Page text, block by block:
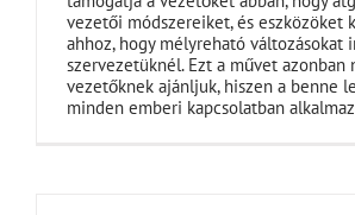
vezetői módszereiket, és eszközöket
ahhoz, hogy mélyreható változásokat
szervezetüknél. Ezt a művet azonban
vezetőknek ajánljuk, hiszen a benne
minden emberi kapcsolatban